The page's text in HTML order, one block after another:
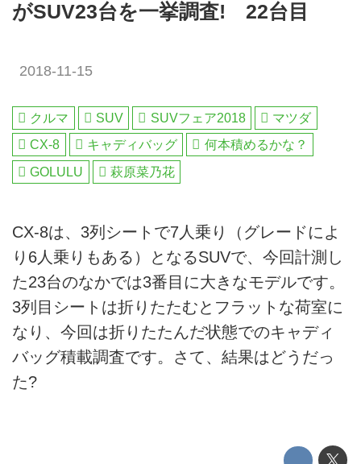
がSUV23台を一挙調査! 22台目
2018-11-15
クルマ SUV SUVフェア2018
マツダ
CX-8
キャディバッグ
何本積めるかな？
GOLULU
萩原菜乃花
CX-8は、3列シートで7人乗り（グレードによ
り6人乗りもある）となるSUVで、今回計測し
た23台のなかでは3番目に大きなモデルです。
3列目シートは折りたたむとフラットな荷室に
なり、今回は折りたたんだ状態でのキャディ
バッグ積載調査です。さて、結果はどうだっ
た?